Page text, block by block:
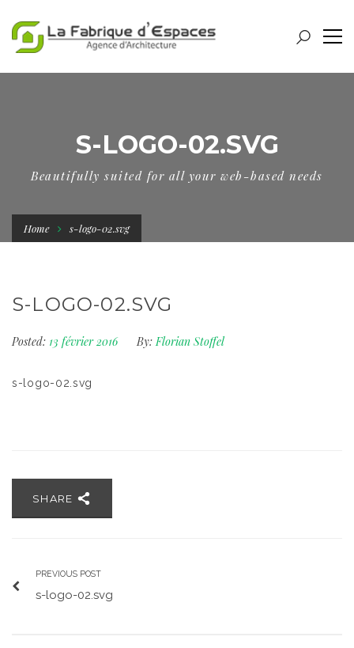
S-LOGO-02.SVG
Beautifully suited for all your web-based needs
Home s-logo-02.svg
S-LOGO-02.SVG
Posted: 13 février 2016 By: Florian Stoffel
s-logo-02.svg
SHARE
PREVIOUS POST
s-logo-02.svg